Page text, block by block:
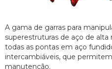
A gama de garras para
superestruturas de aço de alta
todas as pontas em aço
intercambiáveis, que
manutenção.